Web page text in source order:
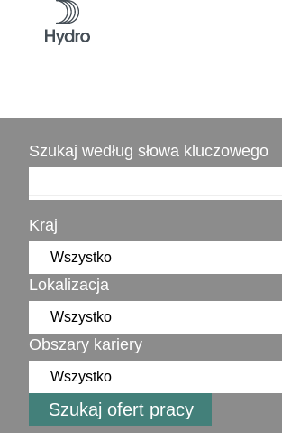
Szukaj według słowa kluczowego
Kraj
Lokalizacja
Obszary kariery